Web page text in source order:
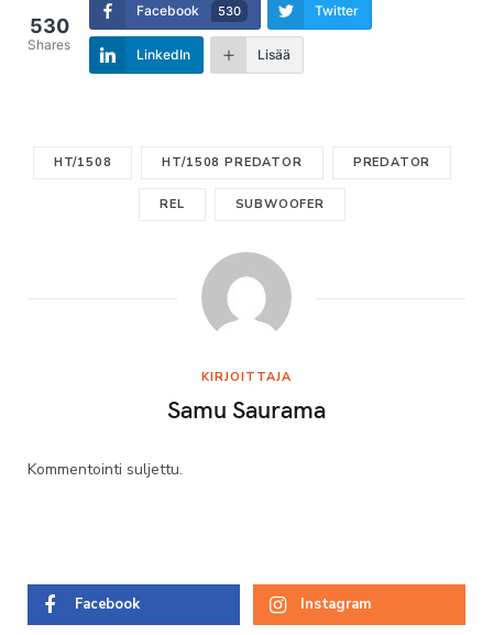
530
Shares
Facebook 530 Twitter
LinkedIn Lisää
HT/1508 HT/1508 PREDATOR PREDATOR
REL SUBWOOFER
KIRJOITTAJA
Samu Saurama
Kommentointi suljettu.
Facebook Instagram